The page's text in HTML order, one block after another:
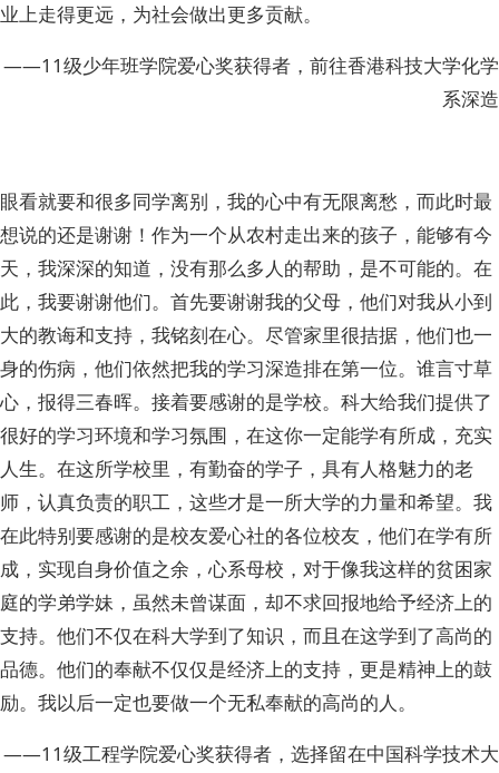
业上走得更远，为社会做出更多贡献。
——11级少年班学院爱心奖获得者，前往香港科技大学化学
系深造
眼看就要和很多同学离别，我的心中有无限离愁，而此时最
想说的还是谢谢！作为一个从农村走出来的孩子，能够有今
天，我深深的知道，没有那么多人的帮助，是不可能的。在
此，我要谢谢他们。首先要谢谢我的父母，他们对我从小到
大的教诲和支持，我铭刻在心。尽管家里很拮据，他们也一
身的伤病，他们依然把我的学习深造排在第一位。谁言寸草
心，报得三春晖。接着要感谢的是学校。科大给我们提供了
很好的学习环境和学习氛围，在这你一定能学有所成，充实
人生。在这所学校里，有勤奋的学子，具有人格魅力的老
师，认真负责的职工，这些才是一所大学的力量和希望。我
在此特别要感谢的是校友爱心社的各位校友，他们在学有所
成，实现自身价值之余，心系母校，对于像我这样的贫困家
庭的学弟学妹，虽然未曾谋面，却不求回报地给予经济上的
支持。他们不仅在科大学到了知识，而且在这学到了高尚的
品德。他们的奉献不仅仅是经济上的支持，更是精神上的鼓
励。我以后一定也要做一个无私奉献的高尚的人。
——11级工程学院爱心奖获得者，选择留在中国科学技术大